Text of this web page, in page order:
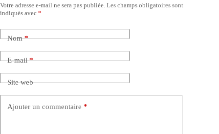
Votre adresse e-mail ne sera pas publiée. Les champs obligatoires sont
indiqués avec *
Nom*
E-mail*
Site web
Ajouter un commentaire *